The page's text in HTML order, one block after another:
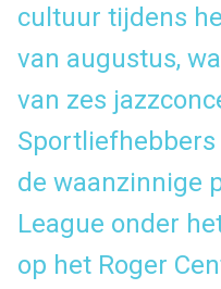
cultuur tijdens
van augustus,
van zes
de waanzinnige
League onder
op het Roger